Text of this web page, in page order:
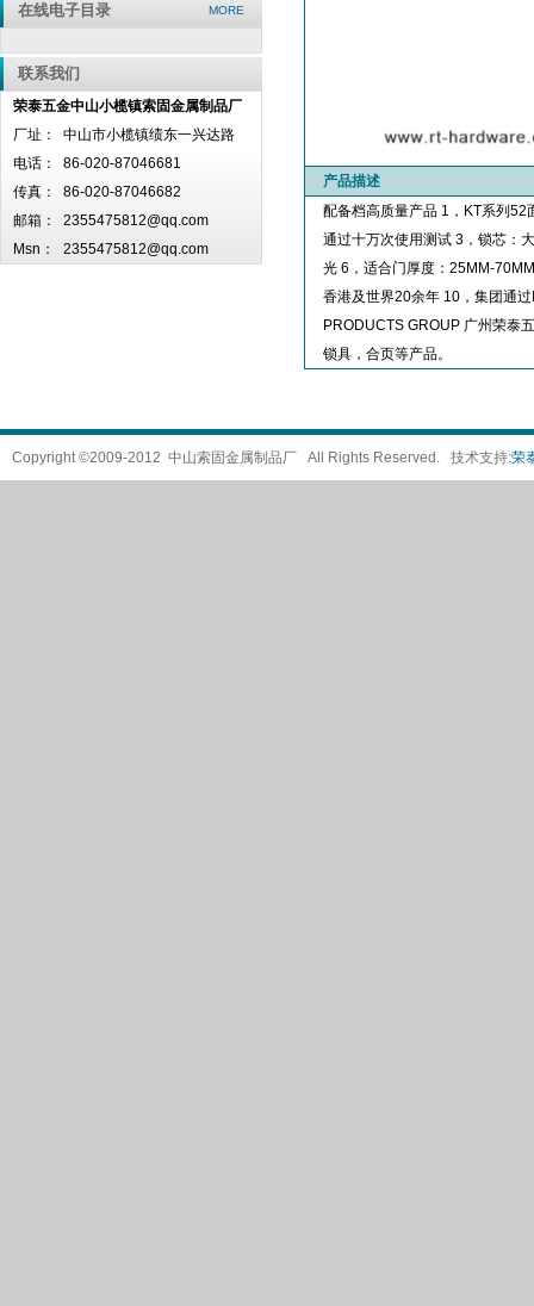
在线电子目录 MORE
联系我们
荣泰五金中山小榄镇索固金属制品厂
厂址：
中山市小榄镇绩东一兴达路
电话：
86-020-87046681
传真：
86-020-87046682
邮箱：
2355475812@qq.com
Msn：
2355475812@qq.com
产品描述
配备档高质量产品 1，KT系列
通过十万次使用测试 3，锁芯：
光 6，适合门厚度：25MM-
香港及世界20余年 10，集团通
PRODUCTS GROUP 广州荣泰
锁具，合页等产品。
Copyright ©2009-2012 中山索固金属制品厂 All Rights Reserved. 技术支持:荣